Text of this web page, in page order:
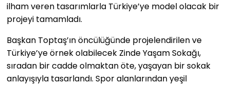
ilham veren tasarımlarla Türkiye’ye model olacak bir
projeyi tamamladı.
Başkan Toptaş’ın öncülüğünde projelendirilen ve
Türkiye’ye örnek olabilecek Zinde Yaşam Sokağı,
sıradan bir cadde olmaktan öte, yaşayan bir sokak
anlayışıyla tasarlandı. Spor alanlarından yeşil